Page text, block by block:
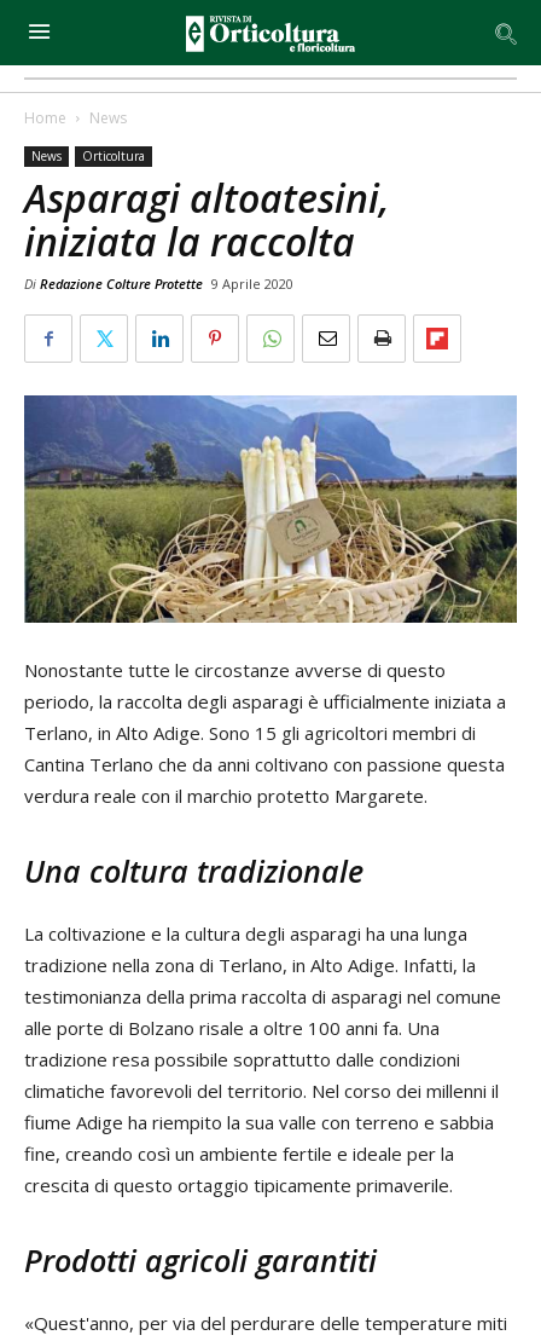
Home News
News Orticoltura
Asparagi altoatesini,
iniziata la raccolta
Di Redazione Colture Protette 9 Aprile 2020
Nonostante tutte le circostanze avverse di questo
periodo, la raccolta degli asparagi è ufficialmente iniziata a
Terlano, in Alto Adige. Sono 15 gli agricoltori membri di
Cantina Terlano che da anni coltivano con passione questa
verdura reale con il marchio protetto Margarete.
Una coltura tradizionale
La coltivazione e la cultura degli asparagi ha una lunga
tradizione nella zona di Terlano, in Alto Adige. Infatti, la
testimonianza della prima raccolta di asparagi nel comune
alle porte di Bolzano risale a oltre 100 anni fa. Una
tradizione resa possibile soprattutto dalle condizioni
climatiche favorevoli del territorio. Nel corso dei millenni il
fiume Adige ha riempito la sua valle con terreno e sabbia
fine, creando così un ambiente fertile e ideale per la
crescita di questo ortaggio tipicamente primaverile.
Prodotti agricoli garantiti
«Quest'anno, per via del perdurare delle temperature miti